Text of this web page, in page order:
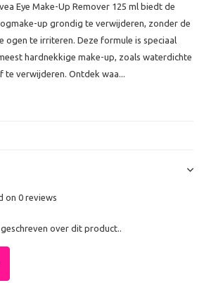
Eye Make-Up Remover 125 ml biedt de
up grondig te verwijderen, zonder de
ogen te irriteren. Deze formule is speciaal
hardnekkige make-up, zoals waterdichte
te verwijderen. Ontdek waa...
on 0 reviews
over dit product..